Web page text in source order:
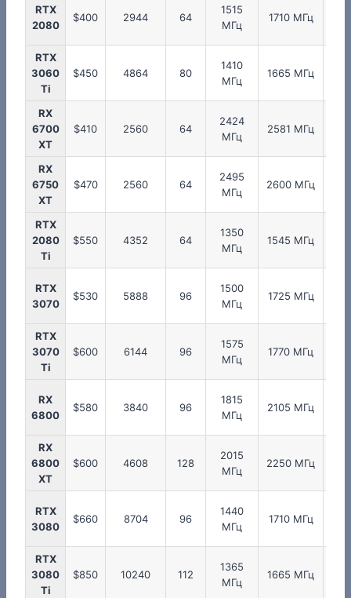
RTX
2080
$400 2944 64
1515
МГц
1710 МГц
RTX
3060
Ti
$450 4864 80
1410
МГц
1665 МГц
RX
6700
XT
$410 2560 64
2424
МГц
2581 МГц
RX
6750
XT
$470 2560 64
2495
МГц
2600 МГц
RTX
2080
Ti
$550 4352 64
1350
МГц
1545 МГц
RTX
3070
$530 5888 96
1500
МГц
1725 МГц
RTX
3070
Ti
$600 6144 96
1575
МГц
1770 МГц
RX
6800
$580 3840 96
1815
МГц
2105 МГц
RX
6800
XT
$600 4608 128
2015
МГц
2250 МГц
RTX
3080
$660 8704 96
1440
МГц
1710 МГц
RTX
3080
Ti
$850 10240 112
1365
МГц
1665 МГц